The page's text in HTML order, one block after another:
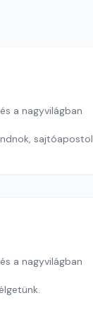
a nagyvilágban
sajtóapostol
a nagyvilágban